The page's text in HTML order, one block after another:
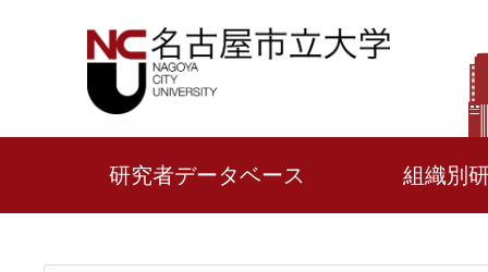
研究者データベース 組織別